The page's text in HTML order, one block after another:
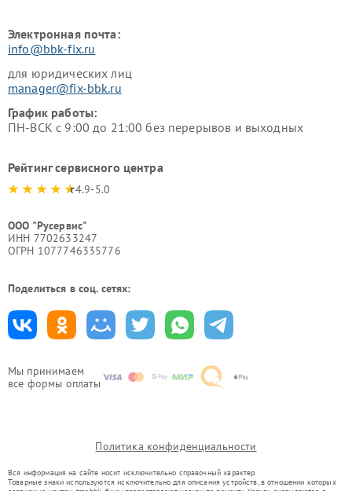
Мы принимаем
все формы оплаты
Электронная почта:
info@bbk-fix.ru
для юридических лиц
manager@fix-bbk.ru
График работы:
ПН-ВСК с 9:00 до 21:00 без перерывов и выходных
Рейтинг сервисного центра
4.9-5.0
ООО "Русервис"
ИНН 7702633247
ОГРН 1077746335776
Поделиться в соц. сетях:
Политика конфиденциальности
Вся информация на сайте носит исключительно справочный характер.
Товарные знаки используются исключительно для описания устройств, в отношении которых